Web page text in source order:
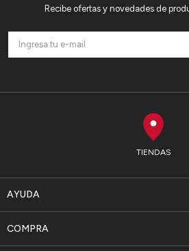
TIENDAS
AYUDA
COMPRA
Recibe ofertas y novedades de